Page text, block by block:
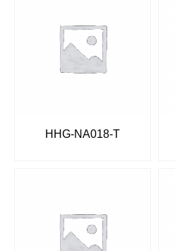
HHG-NA018-T